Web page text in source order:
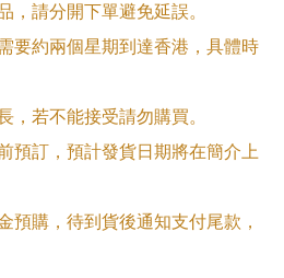
，請分開下單避免延誤。
要約兩個星期到達香港，具體時
，若不能接受請勿購買。
預訂，預計發貨日期將在簡介上
預購，待到貨後通知支付尾款，